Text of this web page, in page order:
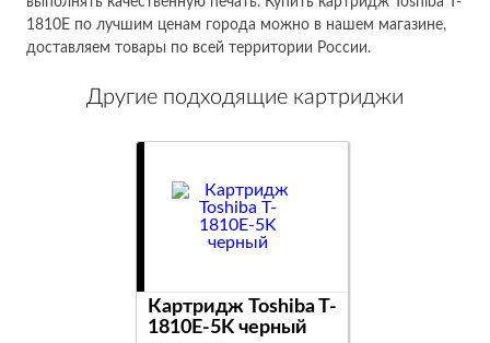
1810E по лучшим ценам города можно в нашем магазине,
доставляем товары по всей территории России.
Другие подходящие картриджи
Картридж Toshiba T-
1810E-5K черный